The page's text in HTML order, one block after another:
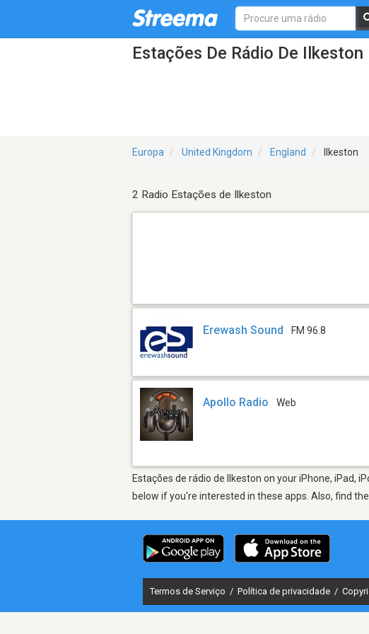
Estações De Rádio De Ilkeston
Europa United Kingdom England Ilkeston
2 Radio Estações de Ilkeston
Erewash Sound FM 96.8
Apollo Radio Web
Estações de rádio de Ilkeston on your iPhone, iPad,
below if you're interested in these apps. Also, find
Termos de Serviço / Política de privacidade /